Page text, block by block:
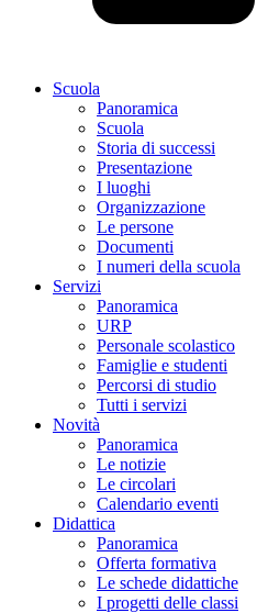
Scuola
Panoramica
Scuola
Storia di successi
Presentazione
I luoghi
Organizzazione
Le persone
Documenti
I numeri della scuola
Servizi
Panoramica
URP
Personale scolastico
Famiglie e studenti
Percorsi di studio
Tutti i servizi
Novità
Panoramica
Le notizie
Le circolari
Calendario eventi
Didattica
Panoramica
Offerta formativa
Le schede didattiche
I progetti delle classi